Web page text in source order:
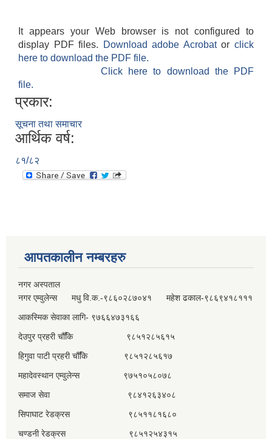
It appears your Web browser is not configured to
display PDF files.
Download adobe Acrobatorclick
here to download the PDF file.
Click here to download the PDF
file.
प्रकार:
सूचना तथा समाचार
आर्थिक वर्ष:
८१/८२
आपतकालीन नम्बरहरु
नगर अस्पताल
नगर एम्वुलेन्स मधु वि.क.-९८६०२८७०४१ महेश ढकाल-९८६९४१८१११
आकस्मिक सेवाका लागि- ९७६६४७३१६६
देउपुर प्रहरी चौँकि ९८५१२८५६१५
हिगुवा पाटी प्रहरी चौँकि ९८५१२८५६१७
महादेवस्थान एम्वुलेन्स ९७५१०५८०७८
समाज सेवा ९८४१२६३४०८
सिपाघाट रेडक्रस ९८५११८१६८०
चण्डनी रेडक्रस ९८५१२५४३१५